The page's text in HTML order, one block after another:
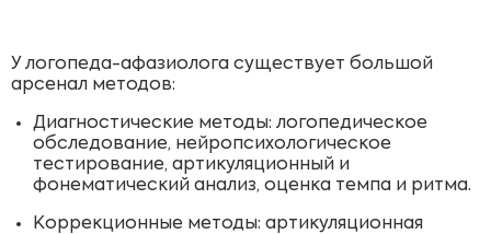
У логопеда-афазиолога существует большой
арсенал методов:
Диагностические методы: логопедическое
обследование, нейропсихологическое
тестирование, артикуляционный и
фонематический анализ, оценка темпа и ритма.
Коррекционные методы: артикуляционная